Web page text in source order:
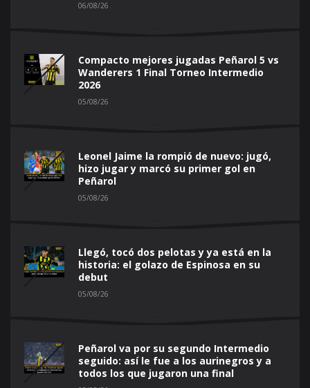
06/08/26
Compacto mejores jugadas Peñarol 5 vs
Wanderers 1 Final Torneo Intermedio
2026
05/08/26
Leonel Jaime la rompió de nuevo: jugó,
hizo jugar y marcó su primer gol en
Peñarol
05/08/26
Llegó, tocó dos pelotas y ya está en la
historia: el golazo de Espinosa en su
debut
05/08/26
Peñarol va por su segundo Intermedio
seguido: así le fue a los aurinegros y a
todos los que jugaron una final